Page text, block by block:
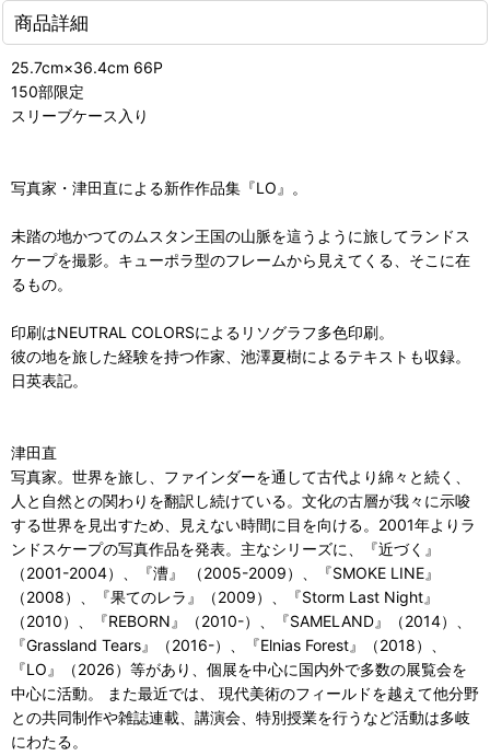
商品詳細
25.7cm×36.4cm 66P
150部限定
スリーブケース入り
写真家・津田直による新作作品集『LO』。
未踏の地かつてのムスタン王国の山脈を這うように旅してランドス
ケープを撮影。キューポラ型のフレームから見えてくる、そこに在
るもの。
印刷はNEUTRAL COLORSによるリソグラフ多色印刷。
彼の地を旅した経験を持つ作家、池澤夏樹によるテキストも収録。
日英表記。
津田直
写真家。世界を旅し、ファインダーを通して古代より綿々と続く、
人と自然との関わりを翻訳し続けている。文化の古層が我々に示唆
する世界を見出すため、見えない時間に目を向ける。2001年よりラ
ンドスケープの写真作品を発表。主なシリーズに、『近づく』
（2001-2004）、『漕』 （2005-2009）、『SMOKE LINE』
（2008）、『果てのレラ』（2009）、『Storm Last Night』
（2010）、『REBORN』（2010-）、『SAMELAND』（2014）、
『Grassland Tears』（2016-）、『Elnias Forest』（2018）、
『LO』（2026）等があり、個展を中心に国内外で多数の展覧会を
中心に活動。 また最近では、 現代美術のフィールドを越えて他分野
との共同制作や雑誌連載、講演会、特別授業を行うなど活動は多岐
にわたる。